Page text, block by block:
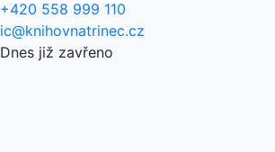
+420 558 999 110
ic@knihovnatrinec.cz
Dnes již zavřeno